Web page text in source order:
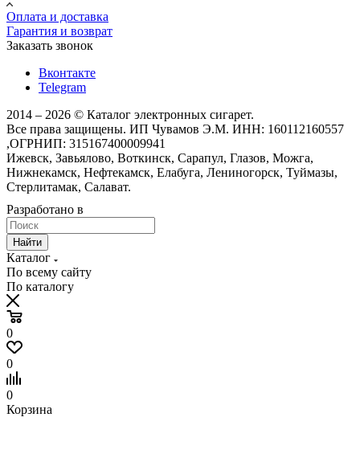
Оплата и доставка
Гарантия и возврат
Заказать звонок
Вконтакте
Telegram
2014 – 2026 © Каталог электронных сигарет.
Все права защищены. ИП Чувамов Э.М. ИНН: 160112160557
,ОГРНИП: 315167400009941
Ижевск, Завьялово, Воткинск, Сарапул, Глазов, Можга,
Нижнекамск, Нефтекамск, Елабуга, Лениногорск, Туймазы,
Стерлитамак, Салават.
Разработано в
Найти
Каталог
По всему сайту
По каталогу
0
0
0
Корзина